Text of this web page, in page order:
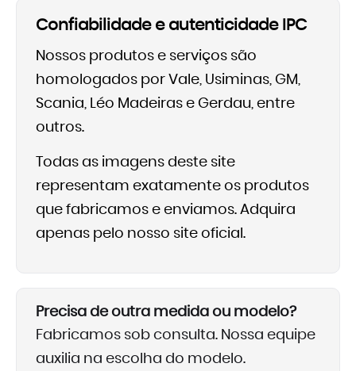
Confiabilidade e autenticidade IPC
Nossos produtos e serviços são
homologados por Vale, Usiminas, GM,
Scania, Léo Madeiras e Gerdau, entre
outros.
Todas as imagens deste site
representam exatamente os produtos
que fabricamos e enviamos. Adquira
apenas pelo nosso site oficial.
Precisa de outra medida ou modelo?
Fabricamos sob consulta. Nossa equipe
auxilia na escolha do modelo.